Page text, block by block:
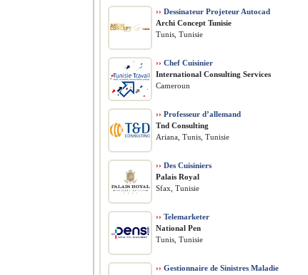
›› Dessinateur Projeteur Autocad
Archi Concept Tunisie
Tunis, Tunisie
›› Chef Cuisinier
International Consulting Services
Cameroun
›› Professeur d’allemand
Tnd Consulting
Ariana, Tunis, Tunisie
›› Des Cuisiniers
Palais Royal
Sfax, Tunisie
›› Telemarketer
National Pen
Tunis, Tunisie
›› Gestionnaire de Sinistres Maladie